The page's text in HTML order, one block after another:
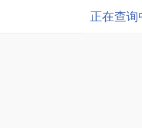
正在查询